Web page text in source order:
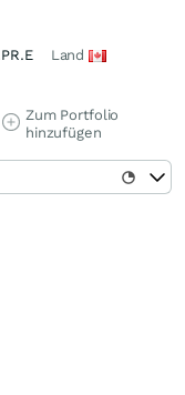
Land
Zum Portfolio
hinzufügen